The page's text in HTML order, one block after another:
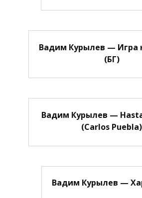
Вадим Курылев — Игра
(БГ)
Вадим Курылев —
(Carlos Puebla)
Вадим Курылев —